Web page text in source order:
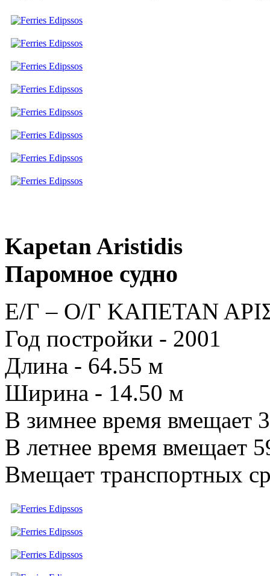
Kapetan Aristidis
Паромное судно
Ε/Γ – Ο/Γ ΚΑΠΕΤΑΝ
Год постройки - 2001
Длина - 64.55 м
Ширина - 14.50 м
В зимнее время вмещает
В летнее время вмещает
Вмещает транспортных